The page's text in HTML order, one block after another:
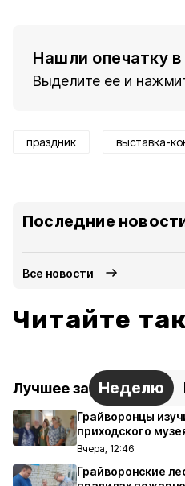
Нашли опечатку в
Выделите ее и
праздник выставка-
Последние
Все новости
Читайте
Лучшее за Неделю
Грайворонцы
приходского
Вчера, 12:46
Грайворонские